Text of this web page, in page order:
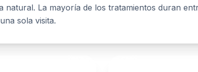
natural. La mayoría de los tratamientos duran
sola visita.